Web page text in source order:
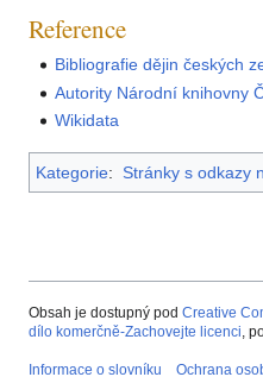
Reference
Bibliografie dějin českých
Autority Národní knihovny
Wikidata
Kategorie: Stránky s odkazy
Obsah je dostupný pod Creative
dílo komerčně-Zachovejte licenci ,
Informace o slovníku Ochrana